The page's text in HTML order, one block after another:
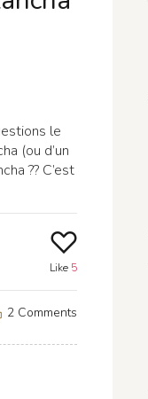
le
(ou d’un
?? C’est
Like 5
2 Comments